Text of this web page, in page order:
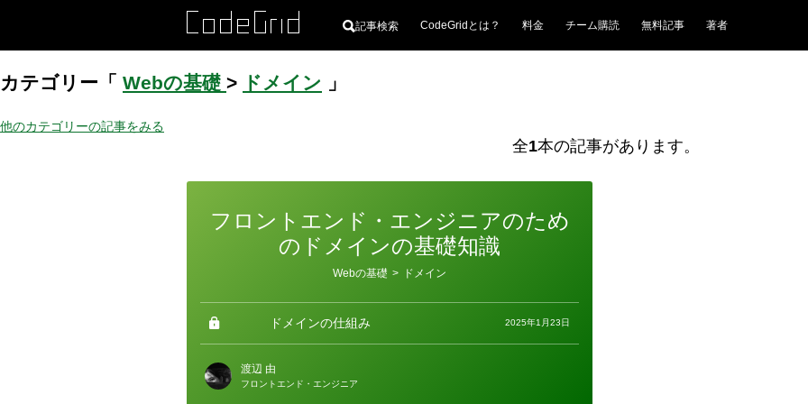
記事検索 CodeGridとは？ 料金 チーム購読 無料記事 著者
カテゴリー「 Webの基礎 > ドメイン 」
他のカテゴリーの記事をみる
全1本の記事があります。
フロントエンド・エンジニアのため
のドメインの基礎知識
リ
Webの基礎 > ドメイン
ドメインの仕組み 2025年1月23日
渡辺 由
フロントエンド・エンジニア